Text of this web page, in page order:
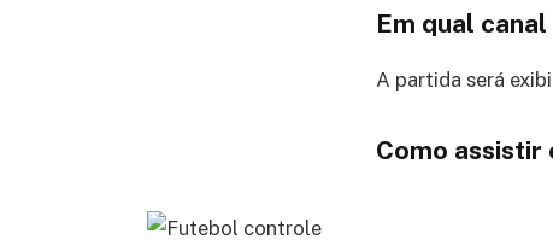
Em qual
A partida será
Como assistir